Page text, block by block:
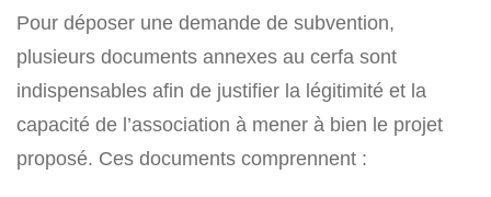
Pour déposer une demande de subvention,
plusieurs documents annexes au cerfa sont
indispensables afin de justifier la légitimité et la
capacité de l’association à mener à bien le projet
proposé. Ces documents comprennent :